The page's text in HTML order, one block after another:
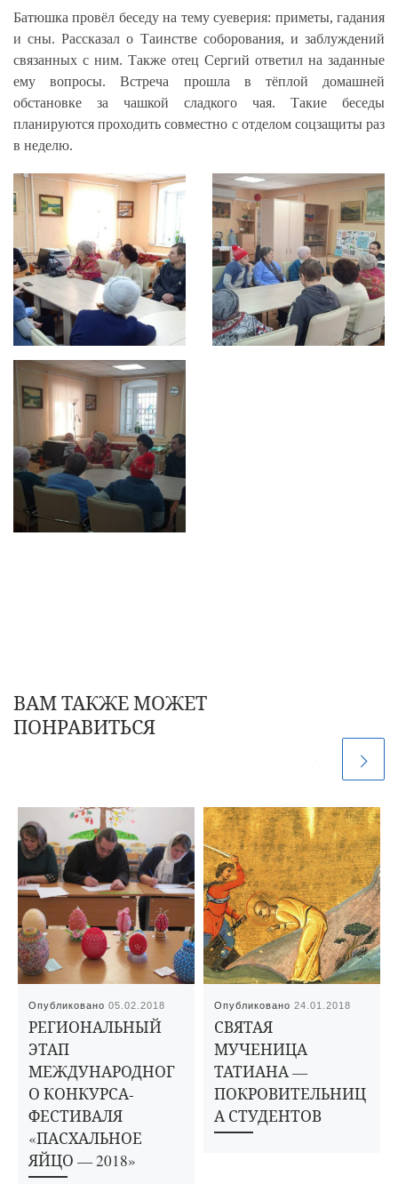
Батюшка провёл беседу на тему суеверия: приметы, гадания
и сны. Рассказал о Таинстве соборования, и заблуждений
связанных с ним. Также отец Сергий ответил на заданные
ему вопросы. Встреча прошла в тёплой домашней
обстановке за чашкой сладкого чая. Такие беседы
планируются проходить совместно с отделом соцзащиты раз
в неделю.
ВАМ ТАКЖЕ МОЖЕТ
ПОНРАВИТЬСЯ
Опубликовано05.02.2018
РЕГИОНАЛЬНЫЙ
ЭТАП
МЕЖДУНАРОДНОГ
О КОНКУРСА-
ФЕСТИВАЛЯ
«ПАСХАЛЬНОЕ
ЯЙЦО — 2018»
Опубликовано24.01.2018
СВЯТАЯ
МУЧЕНИЦА
ТАТИАНА —
ПОКРОВИТЕЛЬНИЦ
А СТУДЕНТОВ